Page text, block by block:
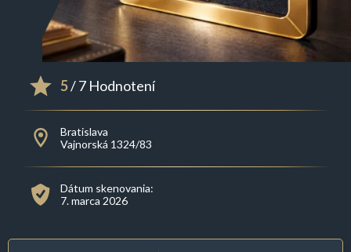
5/ 7 Hodnotení
Bratislava
Vajnorská 1324/83
Dátum skenovania:
7. marca 2026